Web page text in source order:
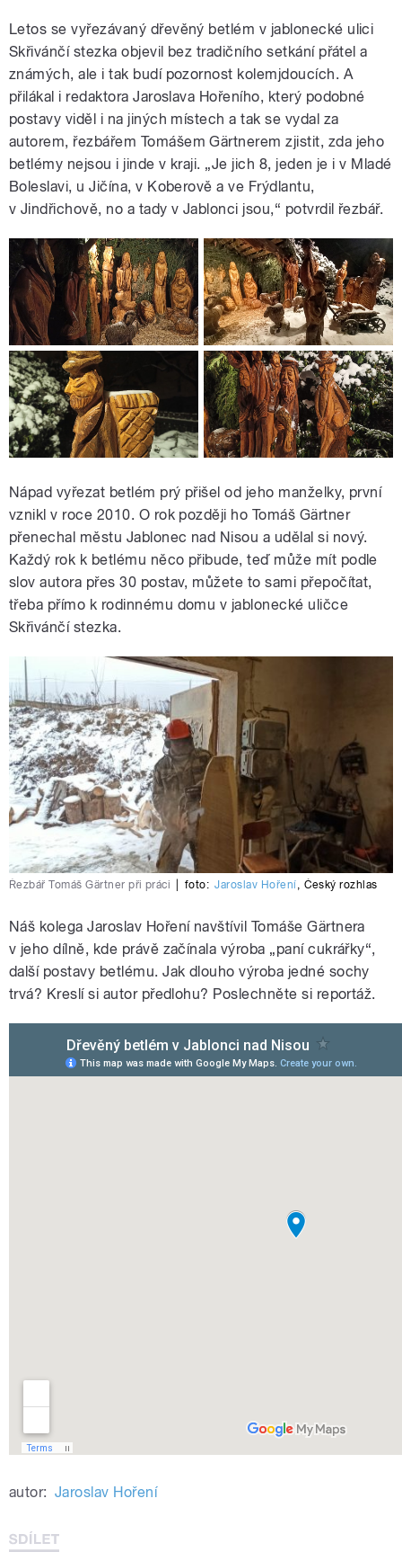
Letos se vyřezávaný dřevěný betlém v jablonecké ulici
Skřivánčí stezka objevil bez tradičního setkání přátel a
známých, ale i tak budí pozornost kolemjdoucích. A
přilákal i redaktora Jaroslava Hořeního, který podobné
postavy viděl i na jiných místech a tak se vydal za
autorem, řezbářem Tomášem Gärtnerem zjistit, zda jeho
betlémy nejsou i jinde v kraji. „Je jich 8, jeden je i v Mladé
Boleslavi, u Jičína, v Koberově a ve Frýdlantu,
v Jindřichově, no a tady v Jablonci jsou,“ potvrdil řezbář.
Nápad vyřezat betlém prý přišel od jeho manželky, první
vznikl v roce 2010. O rok později ho Tomáš Gärtner
přenechal městu Jablonec nad Nisou a udělal si nový.
Každý rok k betlému něco přibude, teď může mít podle
slov autora přes 30 postav, můžete to sami přepočítat,
třeba přímo k rodinnému domu v jablonecké uličce
Skřivánčí stezka.
Řezbář Tomáš Gärtner při práci foto: Jaroslav Hoření, Český rozhlas
Náš kolega Jaroslav Hoření navštívil Tomáše Gärtnera
v jeho dílně, kde právě začínala výroba „paní cukrářky“,
další postavy betlému. Jak dlouho výroba jedné sochy
trvá? Kreslí si autor předlohu? Poslechněte si reportáž.
autor: Jaroslav Hoření